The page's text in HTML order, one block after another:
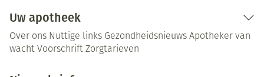
Uw apotheek
Over ons Nuttige links Gezondheidsnieuws Apotheker van
wacht Voorschrift Zorgtarieven